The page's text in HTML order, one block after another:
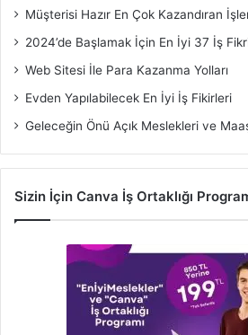
Müşterisi Hazır En Çok Kazandıran
2024’de Başlamak İçin En İyi 37 İş
Web Sitesi İle Para Kazanma Yolları
Evden Yapılabilecek En İyi İş Fikirleri
Geleceğin Önü Açık Meslekleri ve
Sizin İçin Canva İş Ortaklığı